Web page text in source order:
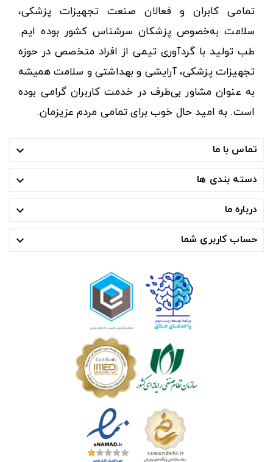
تمامی کابران و فعالان صنعت تجهیزات پزشکی،
سلامت به‌خصوص پزشکان سرشناس کشور بوده ایم.
طب تولید با گردآوری تیمی از افراد متخصص در حوزه
تجهیزات پزشکی، آرایشی و بهداشتی و سلامت همیشه
به عنوان مشاور بی‌طرف در خدمت کاربران گرامی بوده
است. به امید حال خوب برای تمامی مردم عزیزمان.
تماس با ما 
دسته بندی ها 
درباره ما 
حساب کاربری شما 